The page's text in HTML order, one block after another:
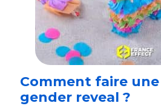
Comment faire
gender reveal ?